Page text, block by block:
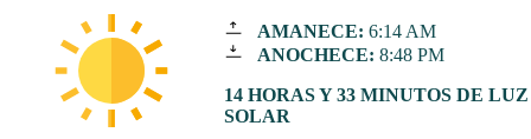
AMANECE: 6:14 AM
ANOCHECE: 8:48 PM
14 HORAS Y 33 MINUTOS DE LUZ
SOLAR